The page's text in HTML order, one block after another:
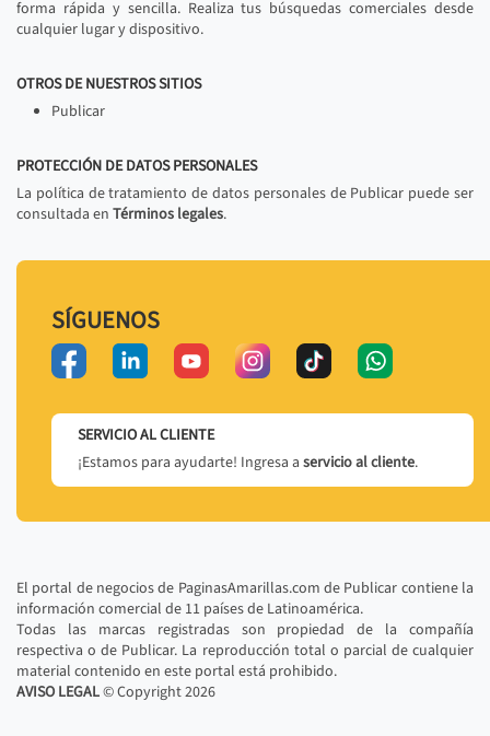
forma rápida y sencilla. Realiza tus búsquedas comerciales desde
cualquier lugar y dispositivo.
OTROS DE NUESTROS SITIOS
Publicar
PROTECCIÓN DE DATOS PERSONALES
La política de tratamiento de datos personales de Publicar puede ser
consultada en Términos legales.
SÍGUENOS
SERVICIO AL CLIENTE
¡Estamos para ayudarte! Ingresa a servicio al cliente.
El portal de negocios de PaginasAmarillas.com de Publicar contiene la
información comercial de 11 países de Latinoamérica.
Todas las marcas registradas son propiedad de la compañía
respectiva o de Publicar. La reproducción total o parcial de cualquier
material contenido en este portal está prohibido.
AVISO LEGAL© Copyright2026